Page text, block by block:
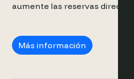
aumente las reservas directas.
Más información Agencias